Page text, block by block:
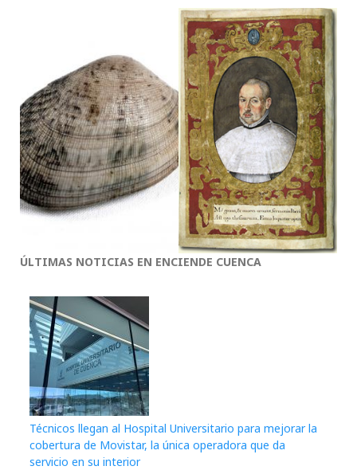
ÚLTIMAS NOTICIAS EN ENCIENDE CUENCA
Técnicos llegan al Hospital Universitario para mejorar la
cobertura de Movistar, la única operadora que da
servicio en su interior